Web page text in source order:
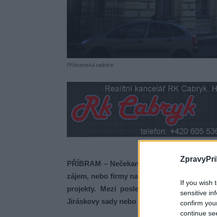
If you wish
sensitive
confirm
continue
Příbramská radnice
PŘÍBRAM – Nečekaný problém musí řešit
zájem, nebo firmy nakonec odmítnou
projekty. Mezi poslední, které putovaly
Jiráskovy sady nebo oprava některých